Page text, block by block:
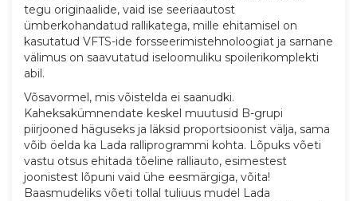
tegu originaalide, vaid ise seeriaautost
ümberkohandatud rallikatega, mille ehitamisel on
kasutatud VFTS-ide forsseerimistehnoloogiat ja sarnane
välimus on saavutatud iseloomuliku spoilerikomplekti
abil.
Võsavormel, mis võistelda ei saanudki.
Kaheksakümnendate keskel muutusid B-grupi
piirjooned häguseks ja läksid proportsioonist välja, sama
võib öelda ka Lada ralliprogrammi kohta. Lõpuks võeti
vastu otsus ehitada tõeline ralliauto, esimestest
joonistest lõpuni vaid ühe eesmärgiga, võita!
Baasmudeliks võeti tollal tuliuus mudel Lada